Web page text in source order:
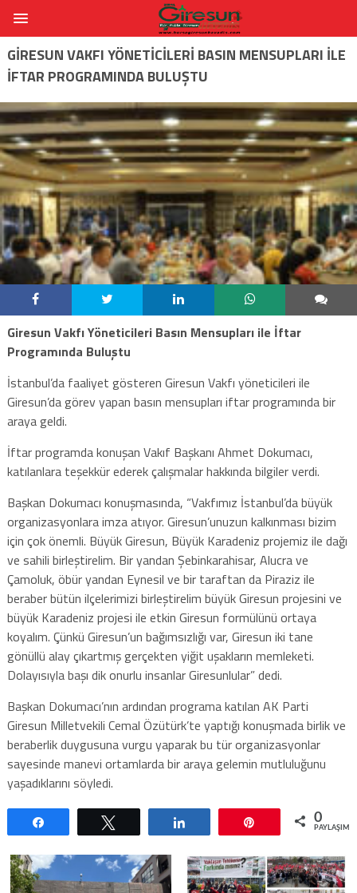
GIRESUN VAKFI YÖNETICILERI BASIN MENSUPLARI ILE
İFTAR PROGRAMINDA BULUŞTU
Giresun Vakfı Yöneticileri Basın Mensupları ile İftar
Programında Buluştu
İstanbul’da faaliyet gösteren Giresun Vakfı yöneticileri ile
Giresun’da görev yapan basın mensupları iftar programında bir
araya geldi.
İftar programda konuşan Vakıf Başkanı Ahmet Dokumacı,
katılanlara teşekkür ederek çalışmalar hakkında bilgiler verdi.
Başkan Dokumacı konuşmasında, “Vakfımız İstanbul’da büyük
organizasyonlara imza atıyor. Giresun’unuzun kalkınması bizim
için çok önemli. Büyük Giresun, Büyük Karadeniz projemiz ile dağı
ve sahili birleştirelim. Bir yandan Şebinkarahisar, Alucra ve
Çamoluk, öbür yandan Eynesil ve bir taraftan da Piraziz ile
beraber bütün ilçelerimizi birleştirelim büyük Giresun projesini ve
büyük Karadeniz projesi ile etkin Giresun formülünü ortaya
koyalım. Çünkü Giresun’un bağımsızlığı var, Giresun iki tane
gönüllü alay çıkartmış gerçekten yiğit uşakların memleketi.
Dolayısıyla başı dik onurlu insanlar Giresunlular” dedi.
Başkan Dokumacı’nın ardından programa katılan AK Parti
Giresun Milletvekili Cemal Özütürk’te yaptığı konuşmada birlik ve
beraberlik duygusuna vurgu yaparak bu tür organizasyonlar
sayesinde manevi ortamlarda bir araya gelemin mutluluğunu
yaşadıklarını söyledi.
0